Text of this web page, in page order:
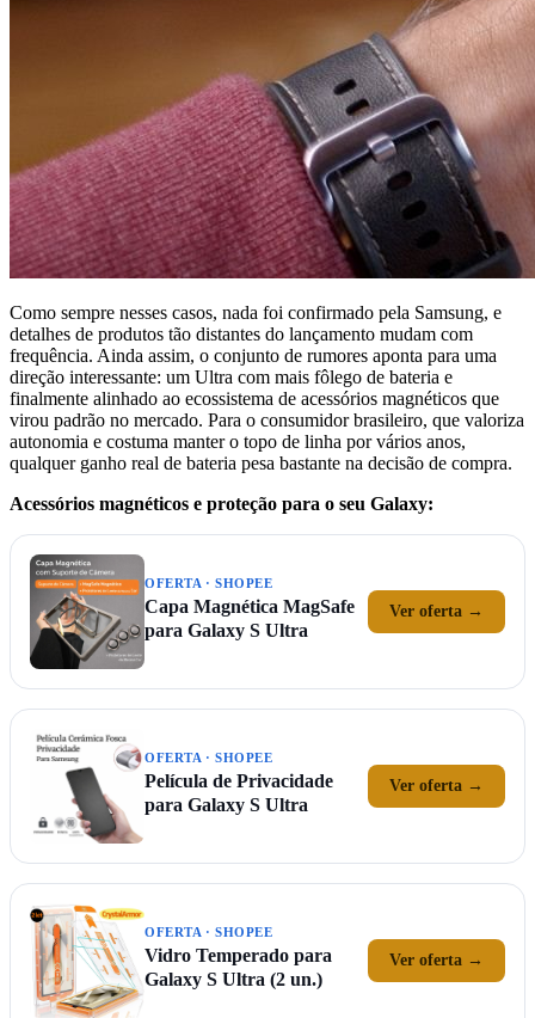
Como sempre nesses casos, nada foi confirmado pela Samsung, e
detalhes de produtos tão distantes do lançamento mudam com
frequência. Ainda assim, o conjunto de rumores aponta para uma
direção interessante: um Ultra com mais fôlego de bateria e
finalmente alinhado ao ecossistema de acessórios magnéticos que
virou padrão no mercado. Para o consumidor brasileiro, que valoriza
autonomia e costuma manter o topo de linha por vários anos,
qualquer ganho real de bateria pesa bastante na decisão de compra.
Acessórios magnéticos e proteção para o seu Galaxy:
OFERTA · SHOPEE
Capa Magnética MagSafe
para Galaxy S Ultra
Ver oferta →
OFERTA · SHOPEE
Película de Privacidade
para Galaxy S Ultra
Ver oferta →
OFERTA · SHOPEE
Vidro Temperado para
Galaxy S Ultra (2 un.)
Ver oferta →